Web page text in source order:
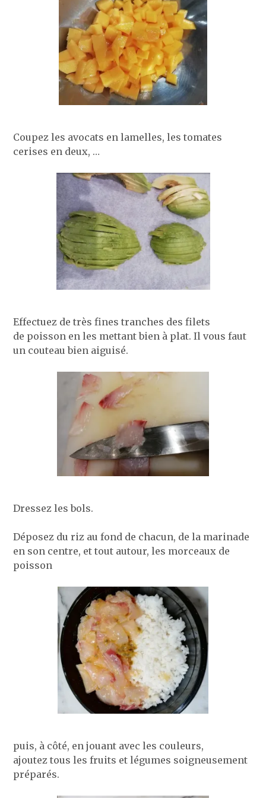
Coupez les avocats en lamelles, les tomates
cerises en deux, …
Effectuez de très fines tranches des filets
de poisson en les mettant bien à plat. Il vous faut
un couteau bien aiguisé.
Dressez les bols.
Déposez du riz au fond de chacun, de la marinade
en son centre, et tout autour, les morceaux de
poisson
puis, à côté, en jouant avec les couleurs,
ajoutez tous les fruits et légumes soigneusement
préparés.